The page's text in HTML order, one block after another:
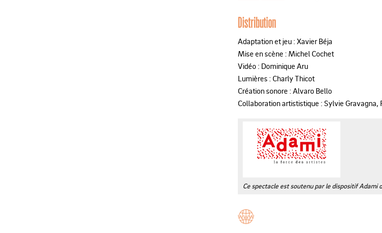
Distribution
Adaptation et jeu : Xavier Béja
Mise en scène : Michel Cochet
Vidéo : Dominique Aru
Lumières : Charly Thicot
Création sonore : Alvaro Bello
Collaboration artististique : Sylvie Gravagna,
Ce spectacle est soutenu par le dispositif Adami